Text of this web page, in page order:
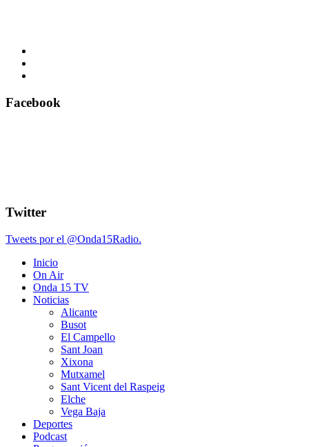
Facebook
Twitter
Tweets por el @Onda15Radio.
Inicio
On Air
Onda 15 TV
Noticias
Alicante
Busot
El Campello
Sant Joan
Xixona
Mutxamel
Sant Vicent del Raspeig
Elche
Vega Baja
Deportes
Podcast